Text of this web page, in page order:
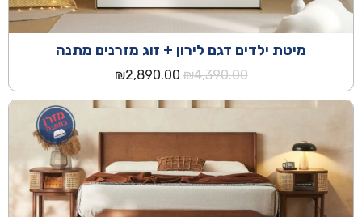
מיטת ילדים דגם לירון + זוג מזרנים מתנה
₪4,390.00
המחיר
המקורי
היה:
₪2,890.00
הנוכחי
הוא:
₪2,890.00.